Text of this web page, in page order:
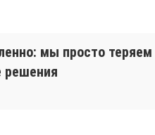
мы просто
решения